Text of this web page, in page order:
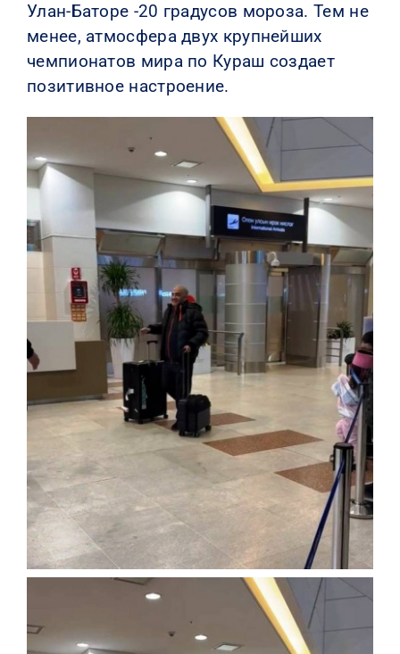
Улан-Баторе -20 градусов мороза. Тем не
менее, атмосфера двух крупнейших
чемпионатов мира по Кураш создает
позитивное настроение.